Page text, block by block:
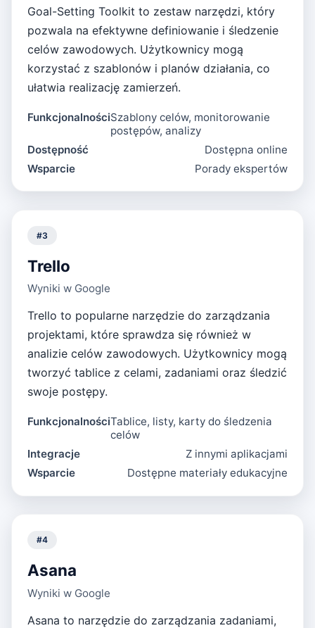
Goal-Setting Toolkit to zestaw narzędzi, który
pozwala na efektywne definiowanie i śledzenie
celów zawodowych. Użytkownicy mogą
korzystać z szablonów i planów działania, co
ułatwia realizację zamierzeń.
FunkcjonalnościSzablony celów, monitorowanie
postępów, analizy
Dostępność
Dostępna online
Wsparcie
Porady ekspertów
#3
Trello
Wyniki w Google
Trello to popularne narzędzie do zarządzania
projektami, które sprawdza się również w
analizie celów zawodowych. Użytkownicy mogą
tworzyć tablice z celami, zadaniami oraz śledzić
swoje postępy.
FunkcjonalnościTablice, listy, karty do śledzenia
celów
Integracje
Z innymi aplikacjami
Wsparcie
Dostępne materiały edukacyjne
#4
Asana
Wyniki w Google
Asana to narzędzie do zarządzania zadaniami,